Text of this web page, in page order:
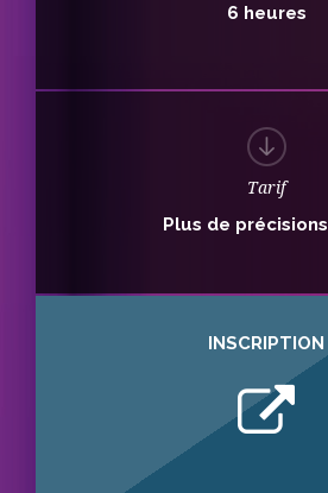
6 heures
Tarif
Plus de précisions
INSCRIPTION